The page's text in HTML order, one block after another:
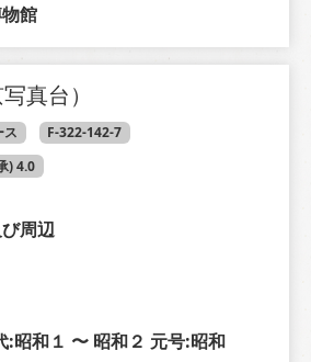
館
真台）
ス
F-322-142-7
) 4.0
周辺
:昭和１ 〜 昭和２ 元号:昭和